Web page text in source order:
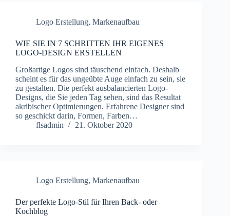
Logo Erstellung, Markenaufbau
WIE SIE IN 7 SCHRITTEN IHR EIGENES
LOGO-DESIGN ERSTELLEN
Großartige Logos sind täuschend einfach. Deshalb
scheint es für das ungeübte Auge einfach zu sein, sie
zu gestalten. Die perfekt ausbalancierten Logo-
Designs, die Sie jeden Tag sehen, sind das Resultat
akribischer Optimierungen. Erfahrene Designer sind
so geschickt darin, Formen, Farben…
flsadmin
21. Oktober 2020
Logo Erstellung, Markenaufbau
Der perfekte Logo-Stil für Ihren Back- oder
Kochblog